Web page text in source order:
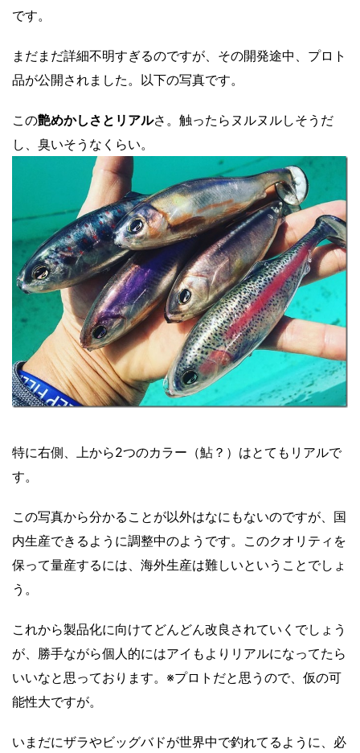
です。
まだまだ詳細不明すぎるのですが、その開発途中、プロト
品が公開されました。以下の写真です。
この艶めかしさとリアルさ。触ったらヌルヌルしそうだ
し、臭いそうなくらい。
特に右側、上から2つのカラー（鮎？）はとてもリアルで
す。
この写真から分かることが以外はなにもないのですが、国
内生産できるように調整中のようです。このクオリティを
保って量産するには、海外生産は難しいということでしょ
う。
これから製品化に向けてどんどん改良されていくでしょう
が、勝手ながら個人的にはアイもよりリアルになってたら
いいなと思っております。※プロトだと思うので、仮の可
能性大ですが。
いまだにザラやビッグバドが世界中で釣れてるように、必